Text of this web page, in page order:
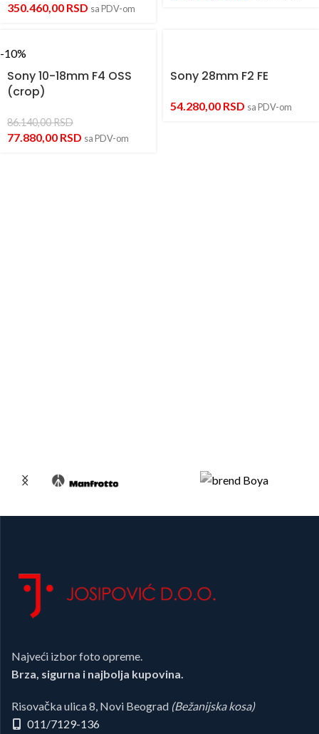
350.460,00 RSD sa PDV-om
-10%
Sony 10-18mm F4 OSS
(crop)
86.140,00RSD
77.880,00 RSD sa PDV-om
Sony 28mm F2 FE
54.280,00 RSD sa PDV-om
Najveći izbor foto opreme.
Brza, sigurna i najbolja kupovina.
Risovačka ulica 8, Novi Beograd (Bežanijska kosa)
011/7129-136